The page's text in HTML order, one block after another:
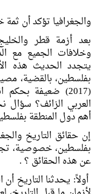
والجغرافيا تؤكد أن
بعد أزمة قطر
وخلافات الجميع مع
يتجدد الحديث هذه
بفلسطين، بالقضية،
(2017) ضعيفة
العربي الزائف؟ سؤال
أهم دول المنطقة
إن حقائق التاريخ
بفلسطين، خصوصية،
عن هذه الحقائق ؟ .
أولاً: يحدثنا التاريخ